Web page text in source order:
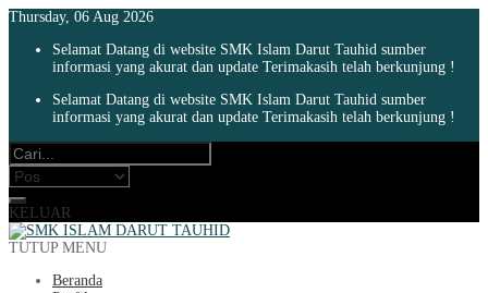
Thursday, 06 Aug 2026
Selamat Datang di website SMK Islam Darut Tauhid sumber
informasi yang akurat dan update Terimakasih telah berkunjung !
Selamat Datang di website SMK Islam Darut Tauhid sumber
informasi yang akurat dan update Terimakasih telah berkunjung !
KELUAR
TUTUP MENU
Beranda